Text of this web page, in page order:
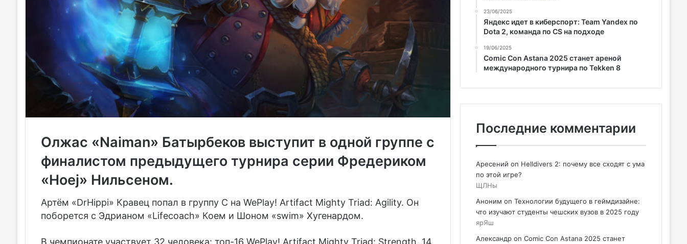
Олжас «Naiman» Батырбеков выступит в одной группе с
финалистом предыдущего турнира серии Фредериком
«Hoej» Нильсеном.
Артём «DrHippi» Кравецпопал в группу C на WePlay! Artifact Mighty Triad: Agility. Он
поборется с Эдрианом «Lifecoach» Коем и Шоном «swim» Хугенардом.
В чемпионате участвует 32 человека: топ-16 WePlay! Artifact Mighty Triad: Strength, 14
23/06/2025
Яндекс идет в киберспорт: Team Yandex по
Dota 2, команда по CS на подходе
19/06/2025
Comic Con Astana 2025 станет ареной
международного турнира по Tekken 8
Последние комментарии
Аресений on Helldivers 2: почему все сходят с ума
по этой игре?
ЩЛНы
Аноним on Технологии будущего в геймдизайне:
что изучают студенты чешских вузов в 2025 году
ярЯш
Александр on Comic Con Astana 2025 станет